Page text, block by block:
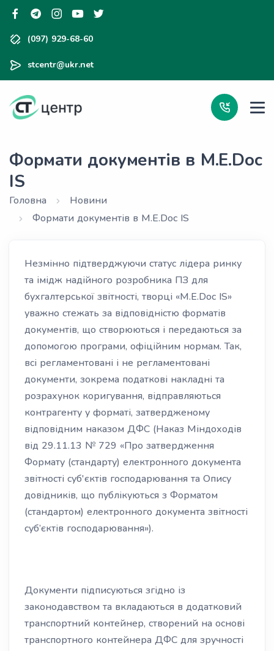
(097) 929-68-60
stcentr@ukr.net
Формати документів в M.E.Doc
IS
Головна
Новини
Формати документів в M.E.Doc IS
Незмінно підтверджуючи статус лідера ринку
та імідж надійного розробника ПЗ для
бухгалтерської звітності, творці «M.E.Doc IS»
уважно стежать за відповідністю форматів
документів, що створюються і передаються за
допомогою програми, офіційним нормам. Так,
всі регламентовані і не регламентовані
документи, зокрема податкові накладні та
розрахунок коригування, відправляються
контрагенту у форматі, затвердженому
відповідним наказом ДФС (Наказ Міндоходів
від 29.11.13 № 729 «Про затвердження
Формату (стандарту) електронного документа
звітності суб'єктів господарювання та Опису
довідників, що публікуються з Форматом
(стандартом) електронного документа звітності
суб’єктів господарювання»).
Документи підписуються згідно із
законодавством та вкладаються в додатковий
транспортний контейнер, створений на основі
транспортного контейнера ДФС для зручності